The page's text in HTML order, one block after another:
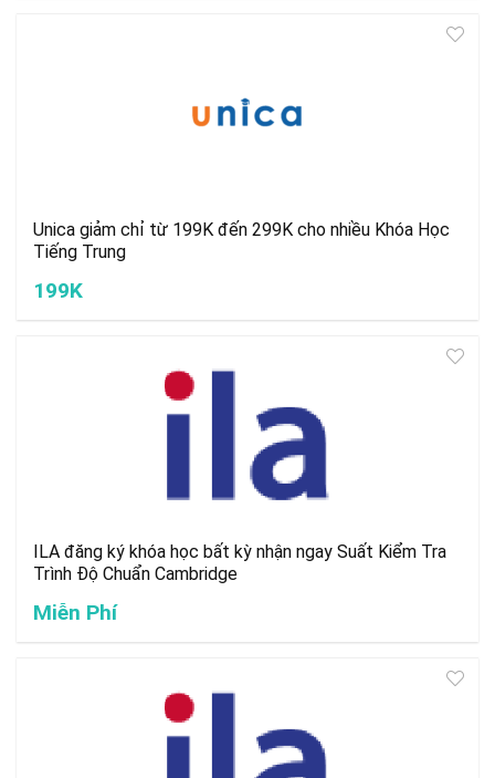
Unica giảm chỉ từ 199K đến 299K cho nhiều Khóa Học
Tiếng Trung
199K
ILA đăng ký khóa học bất kỳ nhận ngay Suất Kiểm Tra
Trình Độ Chuẩn Cambridge
Miễn Phí